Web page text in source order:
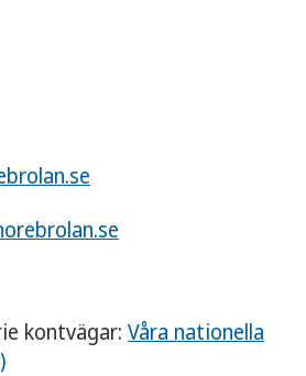
kontvägar: Våra nationella